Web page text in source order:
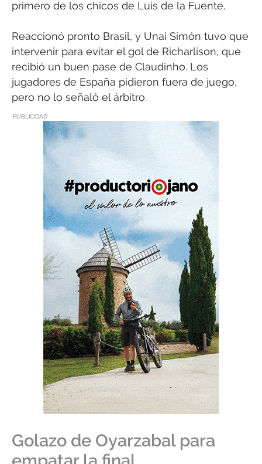
primero de los chicos de Luis de la Fuente.
Reaccionó pronto Brasil, y Unai Simón tuvo que
intervenir para evitar el gol de Richarlison, que
recibió un buen pase de Claudinho. Los
jugadores de España pidieron fuera de juego,
pero no lo señaló el árbitro.
PUBLICIDAD
Golazo de Oyarzabal para